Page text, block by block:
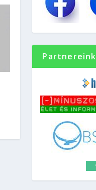
Partnereink